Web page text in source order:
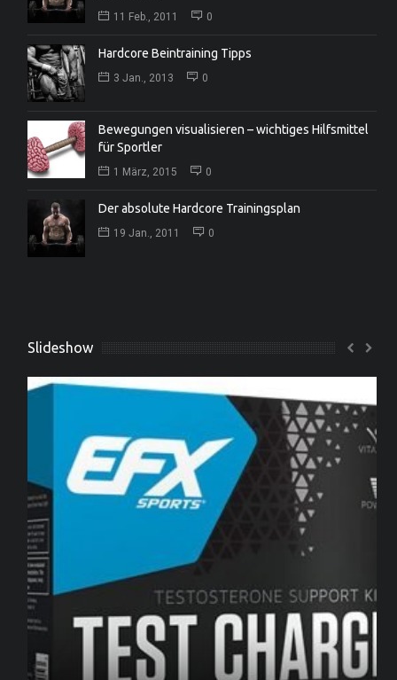
11 Feb., 2011 0
Hardcore Beintraining Tipps
3 Jan., 2013 0
Bewegungen visualisieren – wichtiges Hilfsmittel
für Sportler
1 März, 2015 0
Der absolute Hardcore Trainingsplan
19 Jan., 2011 0
Slideshow